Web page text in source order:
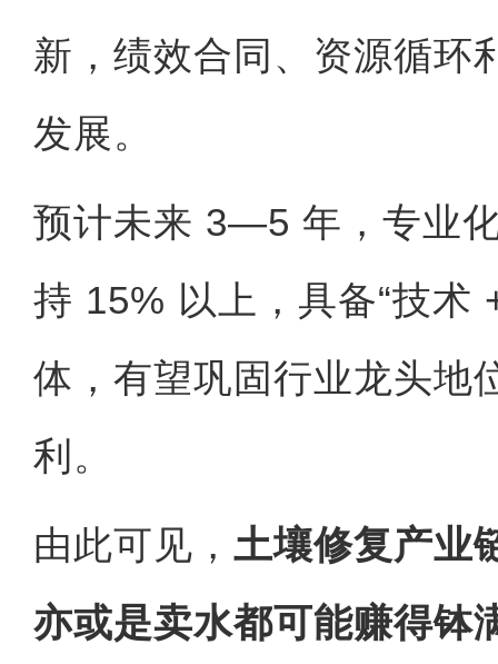
新，绩效合同、资源循环
发展。
预计未来 3—5 年，专业
持 15% 以上，具备“技术
体，有望巩固行业龙头地
利。
由此可见， 土壤修复产业
亦或是卖水都可能赚得钵